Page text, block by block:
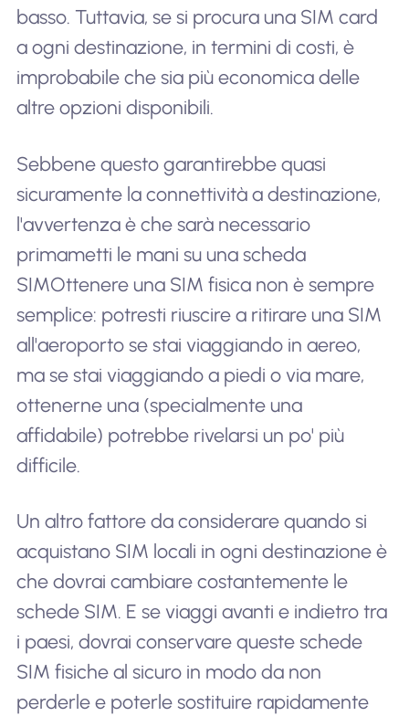
basso. Tuttavia, se si procura una SIM card
a ogni destinazione, in termini di costi, è
improbabile che sia più economica delle
altre opzioni disponibili.
Sebbene questo garantirebbe quasi
sicuramente la connettività a destinazione,
l'avvertenza è che sarà necessario
primametti le mani su una scheda
SIMOttenere una SIM fisica non è sempre
semplice: potresti riuscire a ritirare una SIM
all'aeroporto se stai viaggiando in aereo,
ma se stai viaggiando a piedi o via mare,
ottenerne una (specialmente una
affidabile) potrebbe rivelarsi un po' più
difficile.
Un altro fattore da considerare quando si
acquistano SIM locali in ogni destinazione è
che dovrai cambiare costantemente le
schede SIM. E se viaggi avanti e indietro tra
i paesi, dovrai conservare queste schede
SIM fisiche al sicuro in modo da non
perderle e poterle sostituire rapidamente